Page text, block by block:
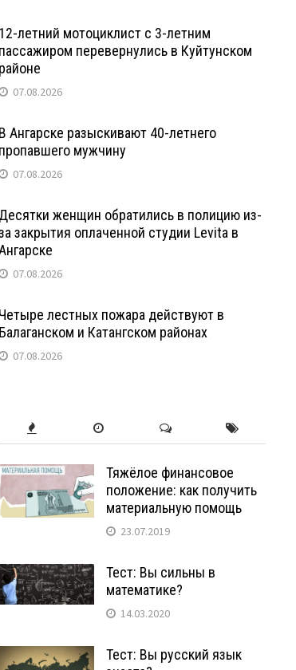
12-летний мотоциклист с 3-летним
пассажиром перевернулись в Куйтунском
районе
07.08.2026
В Ангарске разыскивают 40-летнего
пропавшего мужчину
07.08.2026
Десятки женщин обратились в полицию из-
закрытия оплаченной студии Levita в
07.08.2026
Четыре лестных пожара действуют в
Балаганском и Катангском районах
07.08.2026
Тяжёлое финансовое
положение: как получить
материальную помощь
23.07.2019
Тест: Вы сильны в
математике?
14.03.2020
Тест: Вы русский язык